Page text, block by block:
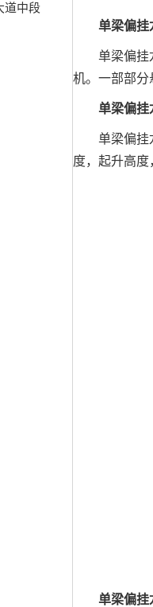
单梁偏挂
单梁偏挂龙
机。一部部分
单梁偏挂
单梁偏挂龙
度，起升高度
单梁偏挂
道中段